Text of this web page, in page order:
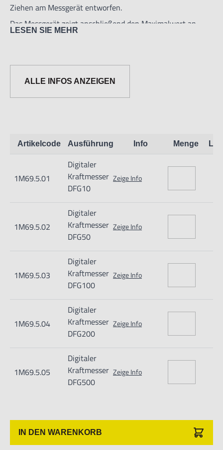
Ziehen am Messgerät entworfen.
Das Messgerät zeigt anschließend den Maximalwert an.
- Skaleneinteilung wahlweise in Newton, kg und lbf.
Funktionen:
- Abschaltautomatik
verschiedenen Spitzen.
Nur für technisch versierte und mit dem Produkt vertraute
Anwender sowie Handwerker geeignet.
Verletzungen führen.
LESEN SIE MEHR
ALLE INFOS ANZEIGEN
Artikelcode Ausführung Info Menge
1M69.5.01
Digitaler
Kraftmesser
DFG10
Zeige Info
1M69.5.02
Digitaler
Kraftmesser
DFG50
Zeige Info
1M69.5.03
Digitaler
Kraftmesser
DFG100
Zeige Info
1M69.5.04
Digitaler
Kraftmesser
DFG200
Zeige Info
1M69.5.05
Digitaler
Kraftmesser
DFG500
Zeige Info
IN DEN WARENKORB